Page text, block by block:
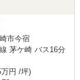
市今宿
茅ケ崎 バス16分
円 /坪)